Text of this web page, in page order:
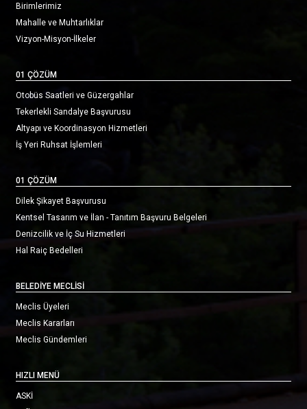
Birimlerimiz
Mahalle ve Muhtarlıklar
Vizyon-Misyon-İlkeler
01 ÇÖZÜM
Otobüs Saatleri ve Güzergahlar
Tekerlekli Sandalye Başvurusu
Altyapı ve Koordinasyon Hizmetleri
İş Yeri Ruhsat İşlemleri
01 ÇÖZÜM
Dilek Şikayet Başvurusu
Kentsel Tasarım ve İlan - Tanıtım Başvuru Belgeleri
Denizcilik ve İç Su Hizmetleri
Hal Raiç Bedelleri
BELEDİYE MECLİSİ
Meclis Üyeleri
Meclis Kararları
Meclis Gündemleri
HIZLI MENÜ
ASKİ